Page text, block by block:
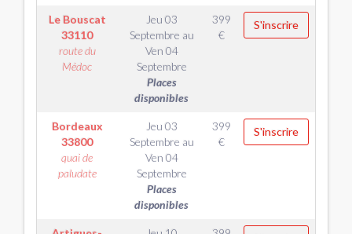
Le Bouscat
33110
route du
Médoc
Jeu 03
Septembre au
Ven 04
Septembre
Places
disponibles
399
€
S'inscrire
Bordeaux
33800
quai de
paludate
Jeu 03
Septembre au
Ven 04
Septembre
Places
disponibles
399
€
S'inscrire